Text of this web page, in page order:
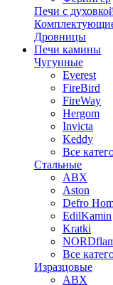
Печи с
Дровницы
Печи камины
Чугунные
Everest
FireBird
FireWay
Hergom
Invicta
Keddy
Все
Стальные
ABX
Aston
Defro
EdilKamin
Kratki
Все
Изразцовые
ABX